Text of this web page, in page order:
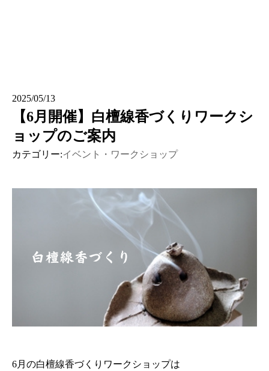
2025/05/13
【6月開催】白檀線香づくりワークシ
ョップのご案内
カテゴリー:イベント・ワークショップ
6月の白檀線香づくりワークショップは